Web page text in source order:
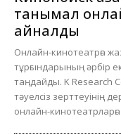
танымал
айналды
Онлайн-кинотеатрға
тұрғындарының әрбір
таңдайды. K Research
тәуелсіз зерттеуінің
онлайн-